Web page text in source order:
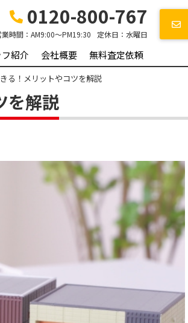
0120-800-767
業時間： AM9:00～PM19:30 定休日： 水曜日
紹介 会社概要 無料査定依頼
る！メリットやコツを解説
を解説